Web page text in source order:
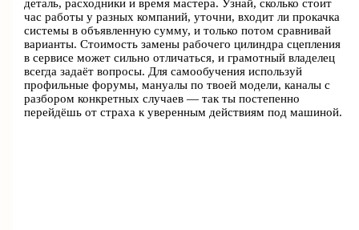
деталь, расходники и время мастера. Узнай, сколько стоит
час работы у разных компаний, уточни, входит ли прокачка
системы в объявленную сумму, и только потом сравнивай
варианты. Стоимость замены рабочего цилиндра сцепления
в сервисе может сильно отличаться, и грамотный владелец
всегда задаёт вопросы. Для самообучения используй
профильные форумы, мануалы по твоей модели, каналы с
разбором конкретных случаев — так ты постепенно
перейдёшь от страха к уверенным действиям под машиной.